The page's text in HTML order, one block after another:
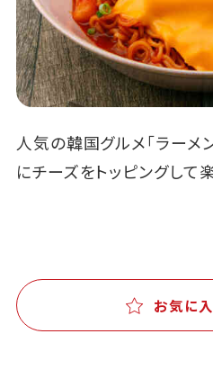
人気の韓国グルメ「ラーメン
にチーズをトッピングして
お気に